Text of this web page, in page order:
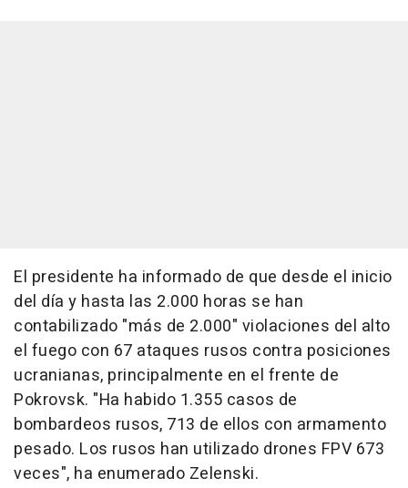
El presidente ha informado de que desde el inicio
del día y hasta las 2.000 horas se han
contabilizado "más de 2.000" violaciones del alto
el fuego con 67 ataques rusos contra posiciones
ucranianas, principalmente en el frente de
Pokrovsk. "Ha habido 1.355 casos de
bombardeos rusos, 713 de ellos con armamento
pesado. Los rusos han utilizado drones FPV 673
veces", ha enumerado Zelenski.